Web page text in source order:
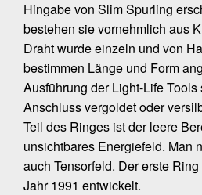
Hingabe von Slim Spurling
bestehen sie vornehmlich aus
Draht wurde einzeln und von
bestimmen Länge und Form
Ausführung der Light-Life
Anschluss vergoldet oder
Teil des Ringes ist der leere
unsichtbares Energiefeld. Man
auch Tensorfeld. Der erste
Jahr 1991 entwickelt.